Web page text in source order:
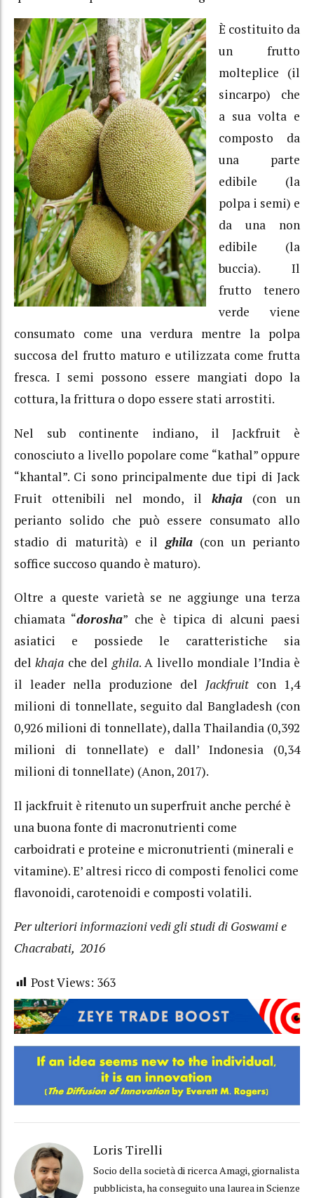
È costituito da
un frutto
molteplice (il
sincarpo) che
a sua volta e
composto da
una parte
edibile (la
polpa i semi) e
da una non
edibile (la
buccia). Il
frutto tenero
verde viene
consumato come una verdura mentre la polpa
succosa del frutto maturo e utilizzata come frutta
fresca. I semi possono essere mangiati dopo la
cottura, la frittura o dopo essere stati arrostiti.
Nel sub continente indiano, il Jackfruit è
conosciuto a livello popolare come “kathal” oppure
“khantal”. Ci sono principalmente due tipi di Jack
Fruit ottenibili nel mondo, il khaja (con un
perianto solido che può essere consumato allo
stadio di maturità) e il ghila(con un perianto
soffice succoso quando è maturo).
Oltre a queste varietà se ne aggiunge una terza
chiamata “dorosha” che è tipica di alcuni paesi
asiatici e possiede le caratteristiche sia
delkhaja che del ghila. A livello mondiale l’India è
il leader nella produzione del Jackfruit con 1,4
milioni di tonnellate, seguito dal Bangladesh (con
0,926 milioni di tonnellate), dalla Thailandia (0,392
milioni di tonnellate) e dall’ Indonesia (0,34
milioni di tonnellate) (Anon, 2017).
Il jackfruit è ritenuto un superfruit anche perché è
una buona fonte di macronutrienti come
carboidrati e proteine e micronutrienti (minerali e
vitamine). E’ altresi ricco di composti fenolici come
flavonoidi, carotenoidi e composti volatili.
Per ulteriori informazioni vedi gli studi di Goswami e
Chacrabati, 2016
Post Views: 363
Loris Tirelli
Socio della società di ricerca Amagi, giornalista
pubblicista, ha conseguito una laurea in Scienze